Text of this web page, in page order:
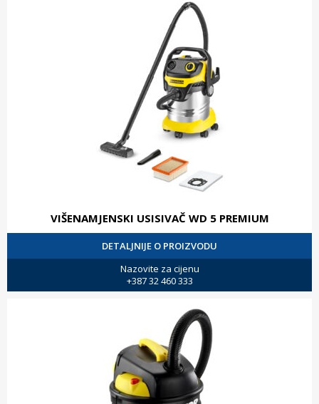
VIŠENAMJENSKI USISIVAČ WD 5 PREMIUM
DETALJNIJE O PROIZVODU
Nazovite za cijenu
+387 32 460 333